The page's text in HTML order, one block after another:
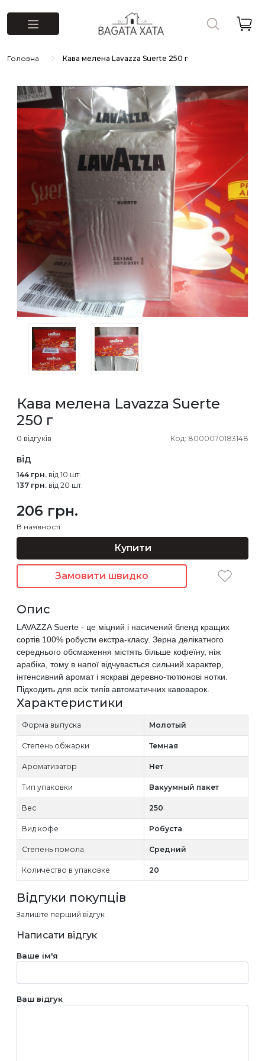
Головна Кава мелена Lavazza Suerte 250 г
Кава мелена Lavazza Suerte
250 г
0 відгуків Код: 8000070183148
від
144 грн. від 10 шт.
137 грн. від 20 шт.
206 грн.
В наявності
Купити
Замовити швидко
Опис
LAVAZZA Suerte - це міцний і насичений бленд кращих
сортів 100% робусти екстра-класу. Зерна делікатного
середнього обсмаження містять більше кофеїну, ніж
арабіка, тому в напої відчувається сильний характер,
інтенсивний аромат і яскраві деревно-тютюнові нотки.
Підходить для всіх типів автоматичних кавоварок.
Характеристики
Форма выпуска Молотый
Степень обжарки Темная
Ароматизатор Нет
Тип упаковки Вакуумный пакет
Вес 250
Вид кофе Робуста
Степень помола Средний
Количество в упаковке 20
Відгуки покупців
Залиште перший відгук
Написати відгук
Ваше ім'я
Ваш відгук